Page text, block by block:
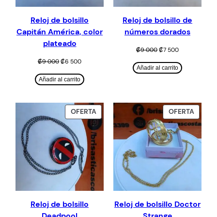
Reloj de bolsillo
Capitán América, color
plateado
₡9 000El
original
era:
000.
₡6 500El
actual
es:
500.
Añadir al carrito
Reloj de bolsillo de
números dorados
₡9 000El
original
era:
₡7 500El
actual
es:
Añadir al carrito
OFERTAPRODUCTO
EN
OFERTA
Reloj de bolsillo
OFERTA
EN
Reloj de bolsillo Doctor